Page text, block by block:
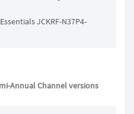
JCKRF-N37P4-
Annual Channel versions